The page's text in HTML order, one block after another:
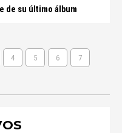
de su último álbum
4 5 6 7